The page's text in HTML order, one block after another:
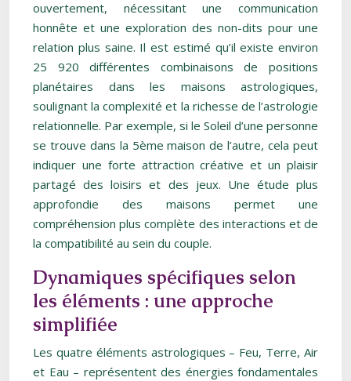
ouvertement, nécessitant une communication
honnête et une exploration des non-dits pour une
relation plus saine. Il est estimé qu’il existe environ
25 920 différentes combinaisons de positions
planétaires dans les maisons astrologiques,
soulignant la complexité et la richesse de l’astrologie
relationnelle. Par exemple, si le Soleil d’une personne
se trouve dans la 5ème maison de l’autre, cela peut
indiquer une forte attraction créative et un plaisir
partagé des loisirs et des jeux. Une étude plus
approfondie des maisons permet une
compréhension plus complète des interactions et de
la compatibilité au sein du couple.
Dynamiques spécifiques selon
les éléments : une approche
simplifiée
Les quatre éléments astrologiques – Feu, Terre, Air
et Eau – représentent des énergies fondamentales